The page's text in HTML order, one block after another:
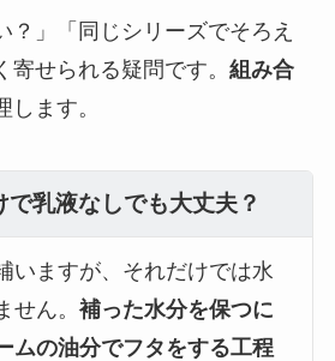
？」「同じシリーズでそろえ
寄せられる疑問です。 組み合
します。
乳液なしでも大丈夫？
いますが、それだけでは水
せん。 補った水分を保つに
ムの油分でフタをする工程